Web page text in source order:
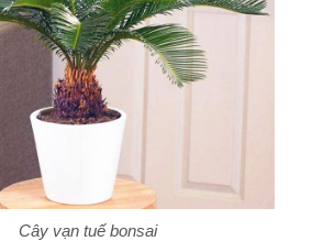
Cây vạn tuế bonsai